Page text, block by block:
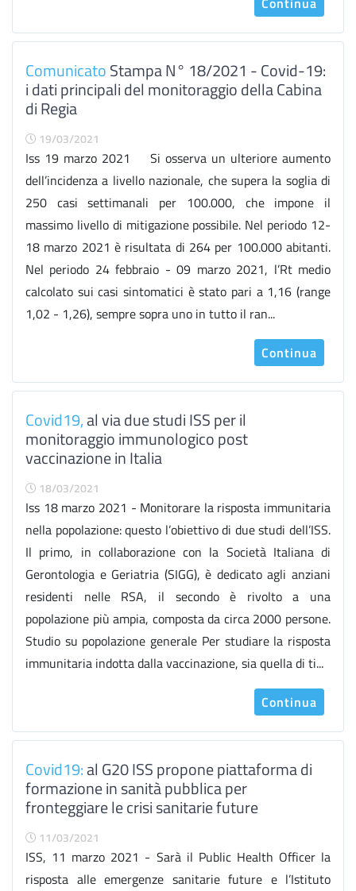
ComunicatoStampa N° 18/2021 - Covid-19:
i dati principali del monitoraggio della Cabina
di Regia
19/03/2021
Iss 19 marzo 2021 Si osserva un ulteriore aumento
dell’incidenza a livello nazionale, che supera la soglia di
250 casi settimanali per 100.000, che impone il
massimo livello di mitigazione possibile. Nel periodo 12-
18 marzo 2021 è risultata di 264 per 100.000 abitanti.
Nel periodo 24 febbraio - 09 marzo 2021, l’Rt medio
calcolato sui casi sintomatici è stato pari a 1,16 (range
1,02 - 1,26), sempre sopra uno in tutto il ran...
Continua
Covid19,al via due studi ISS per il
monitoraggio immunologico post
vaccinazione in Italia
18/03/2021
Iss 18 marzo 2021 - Monitorare la risposta immunitaria
nella popolazione: questo l’obiettivo di due studi dell’ISS.
Il primo, in collaborazione con la Società Italiana di
Gerontologia e Geriatria (SIGG), è dedicato agli anziani
residenti nelle RSA, il secondo è rivolto a una
popolazione più ampia, composta da circa 2000 persone.
Studio su popolazione generale Per studiare la risposta
immunitaria indotta dalla vaccinazione, sia quella di ti...
Continua
Covid19:al G20 ISS propone piattaforma di
formazione in sanità pubblica per
fronteggiare le crisi sanitarie future
11/03/2021
ISS, 11 marzo 2021 - Sarà il Public Health Officer la
risposta alle emergenze sanitarie future e l’Istituto